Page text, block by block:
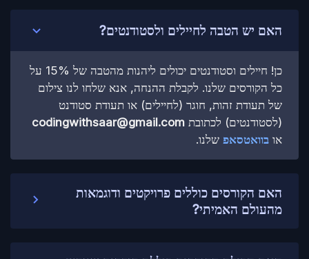
האם יש הטבה לחיילים ולסטודנטים?
כן! חיילים וסטודנטים יכולים ליהנות מהטבה של 15% על
כל הקורסים שלנו. לקבלת ההנחה, אנא שלחו לנו צילום
של תעודת זהות, חוגר (לחיילים) או תעודת סטודנט
(לסטודנטים) לכתובת codingwithsaar@gmail.com
או בוואטסאפ שלנו.
האם הקורסים כוללים פרויקטים ודוגמאות
מהעולם האמיתי?